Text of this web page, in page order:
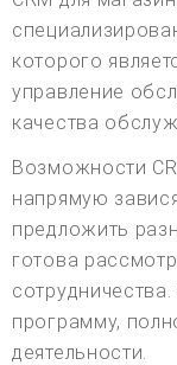
которого
управление
качества
Возможности
напрямую
предложить
готова
программу,
деятельности.